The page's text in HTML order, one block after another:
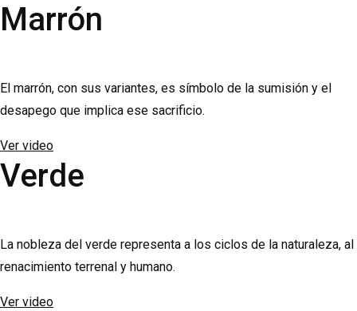
Marrón
El marrón, con sus variantes, es símbolo de la sumisión y el
desapego que implica ese sacrificio.
Ver video
Verde
La nobleza del verde representa a los ciclos de la naturaleza, al
renacimiento terrenal y humano.
Ver video